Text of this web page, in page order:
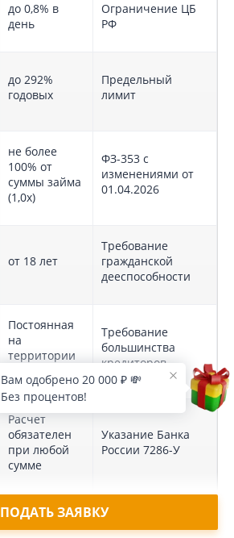
до 0,8% в
день
Ограничение ЦБ
РФ
до 292%
годовых
Предельный
лимит
не более
100% от
суммы займа
(1,0x)
ФЗ-353 с
изменениями от
01.04.2026
от 18 лет
Требование
гражданской
дееспособности
Постоянная
на
территории
Требование
большинства
кредиторов
Расчет
обязателен
при любой
сумме
Указание Банка
России 7286-У
Наличие
записи в
Обязательно для
легальной
ПОДАТЬ ЗАЯВКУ
Вам одобрено 20 000 ₽ 💸
Без процентов!